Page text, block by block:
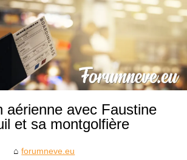
aérienne avec Faustine
et sa montgolfière
forumneve.eu